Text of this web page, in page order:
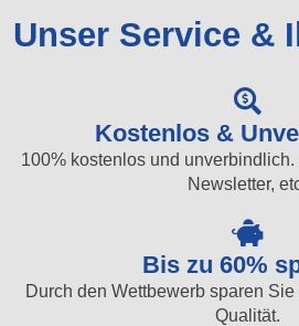
Unser Service &
Kostenlos &
100% kostenlos und
Newsletter,
Bis zu 60%
Durch den Wettbewerb sparen
Qualität.